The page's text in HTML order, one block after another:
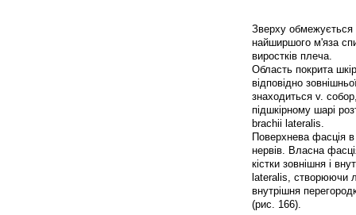
Зверху обмежується
найширшого м'яза
виростків плеча.
Область покрита
відповідно
знаходиться v.
підшкірному шарі
brachii lateralis.
Поверхнева фасція
нервів. Власна
кістки зовнішня і
lateralis, створюючи
внутрішня
(рис. 166).